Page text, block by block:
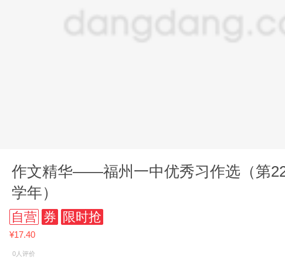
作文精华——福州一中优秀习作选（第
学年）
自营 券 限时抢
¥17.40
0人评价